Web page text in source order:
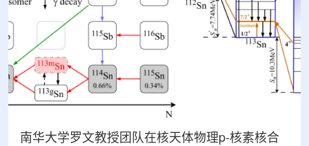
南华大学罗文教授团队在核天体物理p-核素核合